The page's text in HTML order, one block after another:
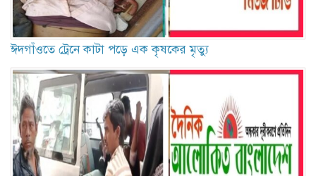
ঈদগাঁওতে ট্রেনে কাটা পড়ে এক কৃষকের মৃত্যু